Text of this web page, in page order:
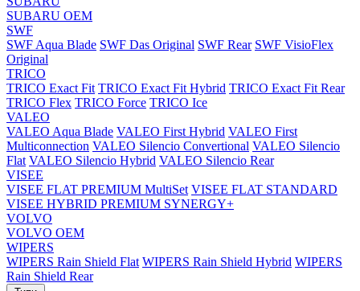
SUBARU OEM
SWF
SWF Aqua Blade SWF Das Original SWF Rear SWF VisioFlex
Original
TRICO
TRICO Exact Fit TRICO Exact Fit Hybrid TRICO Exact Fit Rear
TRICO Flex TRICO Force TRICO Ice
VALEO
VALEO Aqua Blade VALEO First Hybrid VALEO First
Multiconnection VALEO Silencio Convertional VALEO Silencio
Flat VALEO Silencio Hybrid VALEO Silencio Rear
VISEE
VISEE FLAT PREMIUM MultiSet VISEE FLAT STANDARD
VISEE HYBRID PREMIUM SYNERGY+
VOLVO
VOLVO OEM
WIPERS
WIPERS Rain Shield Flat WIPERS Rain Shield Hybrid WIPERS
Rain Shield Rear